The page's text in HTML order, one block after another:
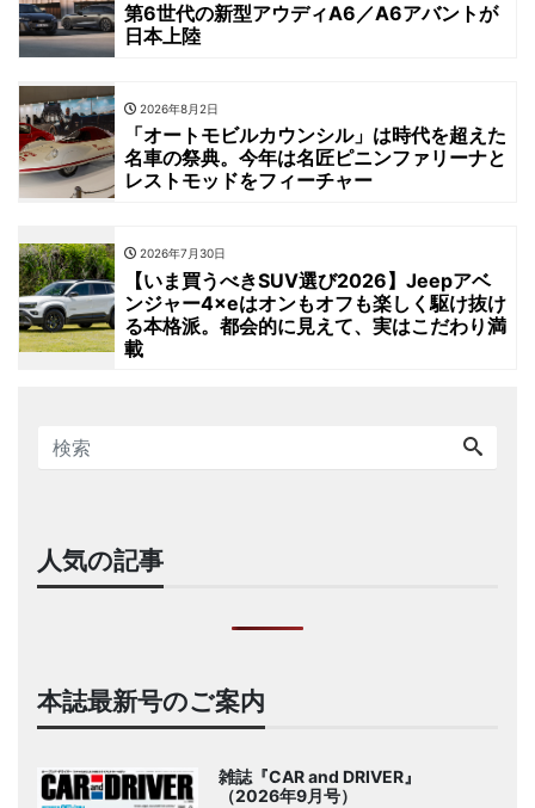
第6世代の新型アウディA6／A6アバントが
日本上陸
2026年8月2日
「オートモビルカウンシル」は時代を超えた
名車の祭典。今年は名匠ピニンファリーナと
レストモッドをフィーチャー
2026年7月30日
【いま買うべきSUV選び2026】Jeepアベ
ンジャー4×eはオンもオフも楽しく駆け抜け
る本格派。都会的に見えて、実はこだわり満
載
人気の記事
本誌最新号のご案内
雑誌『CAR and DRIVER』
（2026年9月号）